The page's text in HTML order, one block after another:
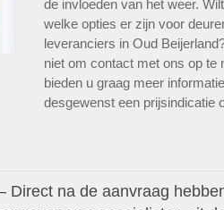
de invloeden van het weer.
welke opties er zijn voor
leveranciers in Oud
niet om contact met ons op te
bieden u graag meer
desgewenst een prijsindicatie
Direct na de aanvraag